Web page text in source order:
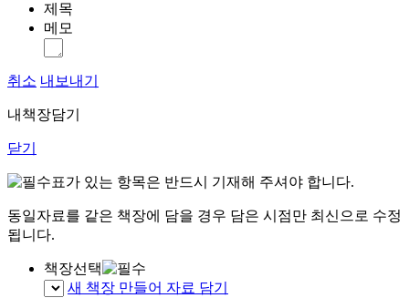
제목
메모
취소 내보내기
내책장담기
닫기
표가 있는 항목은 반드시 기재해 주셔야 합니다.
동일자료를 같은 책장에 담을 경우 담은 시점만 최신으로 수정
됩니다.
책장선택
새 책장 만들어 자료 담기